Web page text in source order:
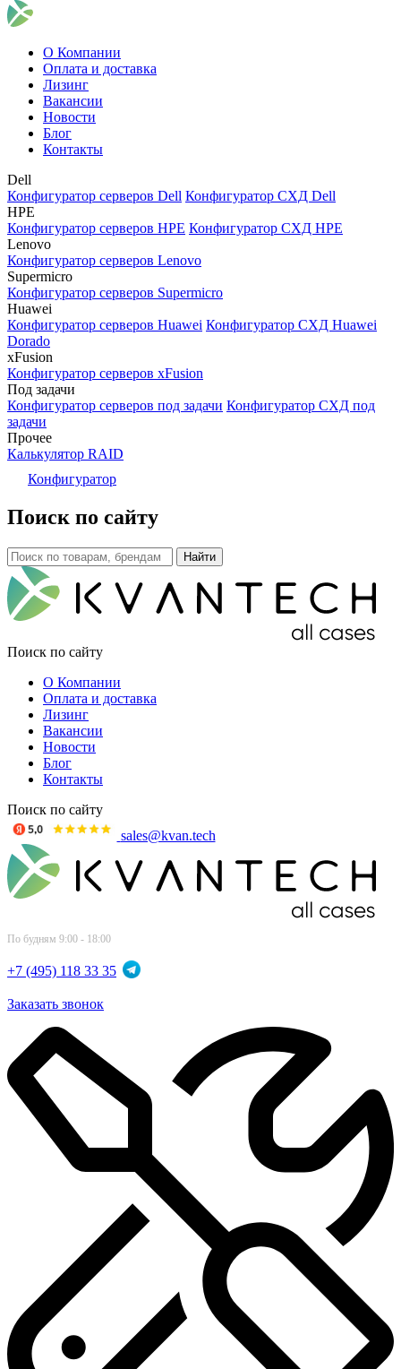
О Компании
Оплата и доставка
Лизинг
Вакансии
Новости
Блог
Контакты
Dell
Конфигуратор серверов Dell Конфигуратор СХД Dell
HPE
Конфигуратор серверов HPE Конфигуратор СХД HPE
Lenovo
Конфигуратор серверов Lenovo
Supermicro
Конфигуратор серверов Supermicro
Huawei
Конфигуратор серверов Huawei Конфигуратор СХД Huawei
Dorado
xFusion
Конфигуратор серверов xFusion
Под задачи
Конфигуратор серверов под задачи Конфигуратор СХД под
задачи
Прочее
Калькулятор RAID
Конфигуратор
Поиск по сайту
Поиск по сайту
О Компании
Оплата и доставка
Лизинг
Вакансии
Новости
Блог
Контакты
Поиск по сайту
sales@kvan.tech
По будням 9:00 - 18:00
+7 (495) 118 33 35
Заказать звонок